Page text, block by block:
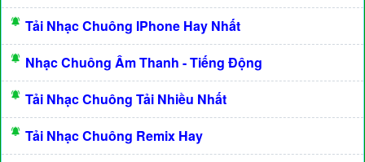
Tải Nhạc Chuông IPhone Hay Nhất
Nhạc Chuông Âm Thanh - Tiếng Động
Tải Nhạc Chuông Tải Nhiều Nhất
Tải Nhạc Chuông Remix Hay